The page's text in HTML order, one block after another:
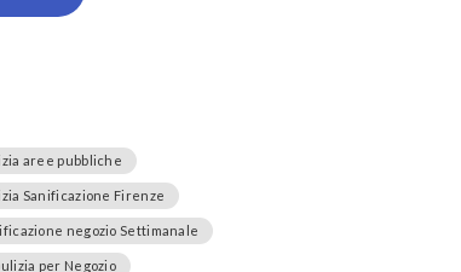
aree pubbliche
Sanificazione Firenze
negozio Settimanale
per Negozio